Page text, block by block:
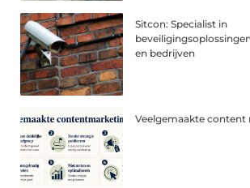
Sitcon: Specialist in
en bedrijven
Veelgemaakte